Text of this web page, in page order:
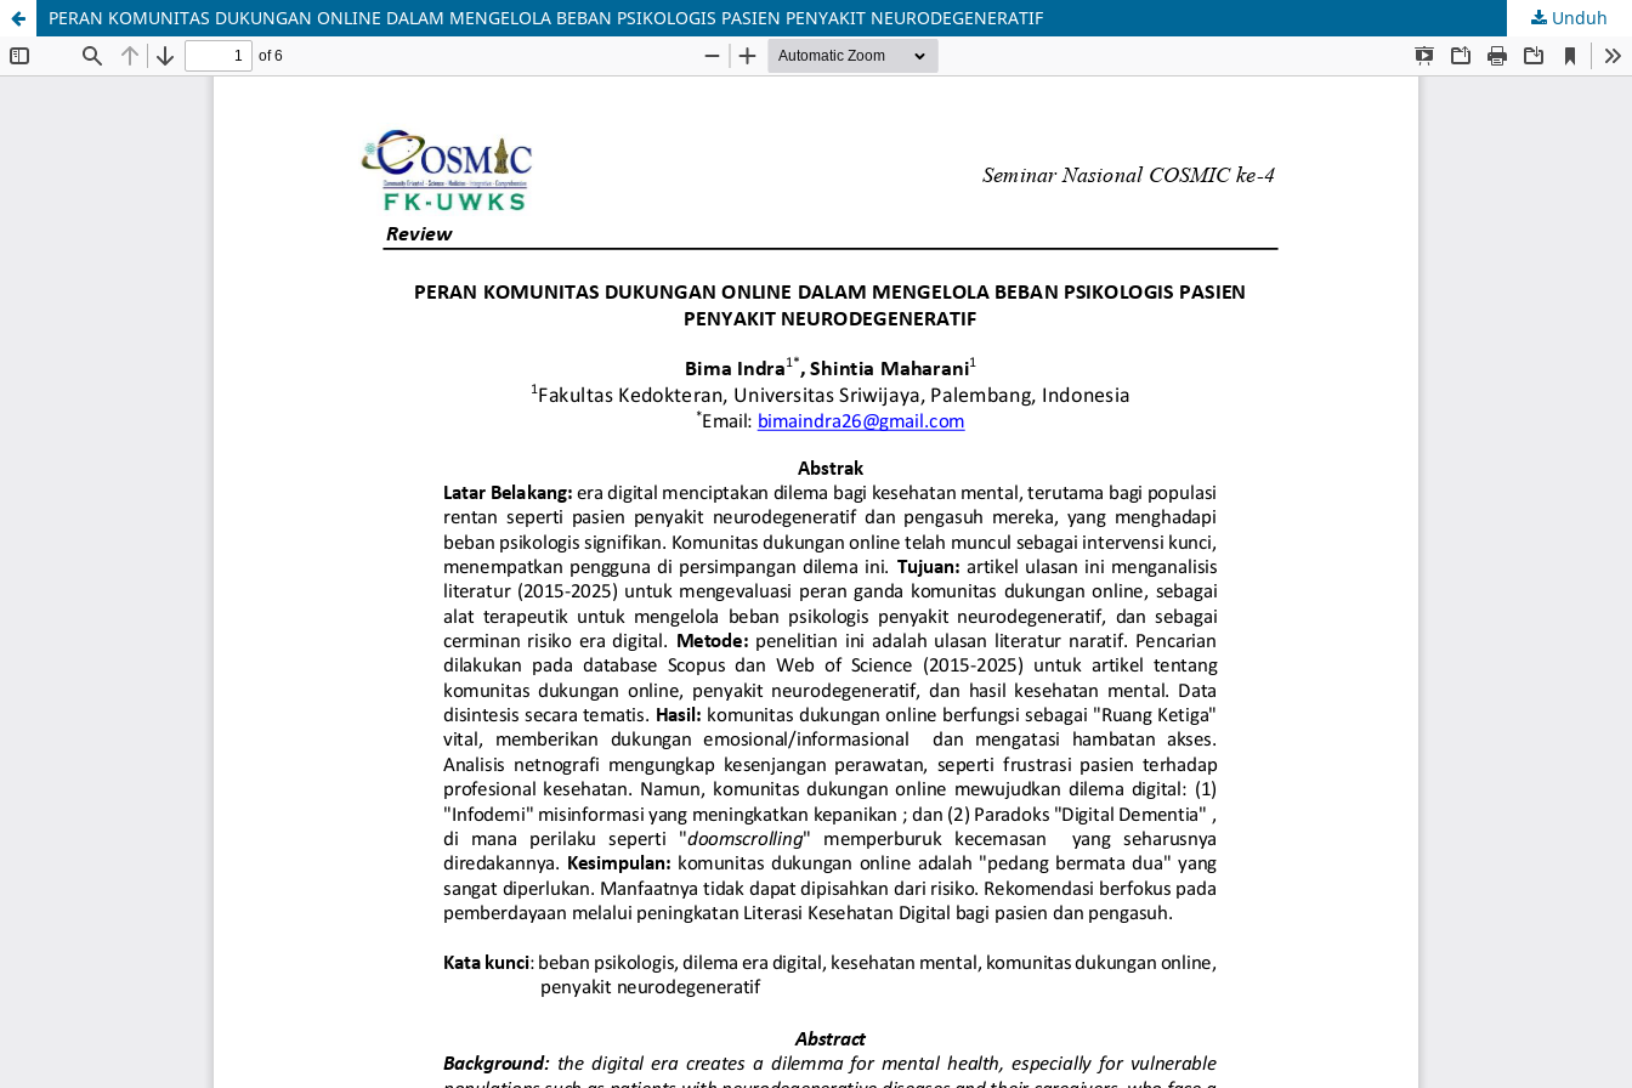
PERAN KOMUNITAS DUKUNGAN ONLINE DALAM MENGELOLA BEBAN PSIKOLOGIS PASIEN PENYAKIT NEURODEGENERATIF Unduh